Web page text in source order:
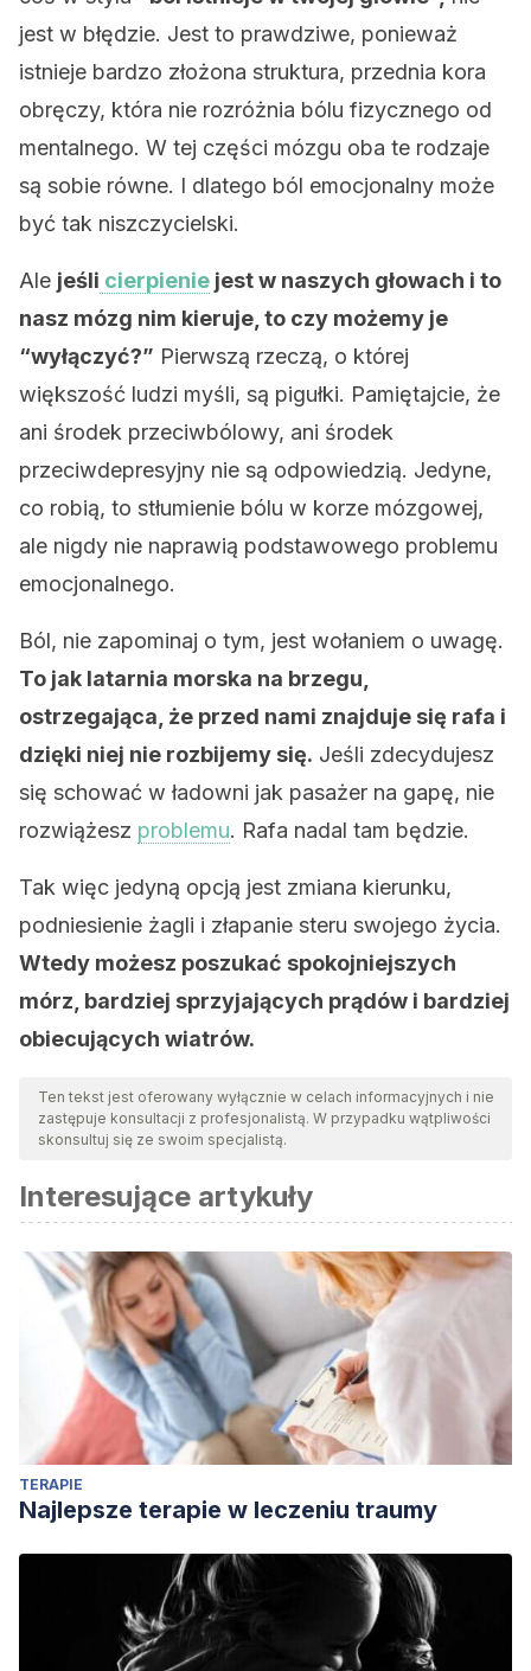
jest w błędzie. Jest to prawdziwe, ponieważ
istnieje bardzo złożona struktura, przednia kora
obręczy, która nie rozróżnia bólu fizycznego od
mentalnego. W tej części mózgu oba te rodzaje
są sobie równe. I dlatego ból emocjonalny może
być tak niszczycielski.
Ale jeśli cierpienie jest w naszych głowach i to
nasz mózg nim kieruje, to czy możemy je
“wyłączyć?” Pierwszą rzeczą, o której
większość ludzi myśli, są pigułki. Pamiętajcie, że
ani środek przeciwbólowy, ani środek
przeciwdepresyjny nie są odpowiedzią. Jedyne,
co robią, to stłumienie bólu w korze mózgowej,
ale nigdy nie naprawią podstawowego problemu
emocjonalnego.
Ból, nie zapominaj o tym, jest wołaniem o uwagę.
To jak latarnia morska na brzegu,
ostrzegająca, że ​​przed nami znajduje się rafa i
dzięki niej nie rozbijemy się. Jeśli zdecydujesz
się schować w ładowni jak pasażer na gapę, nie
rozwiążesz problemu. Rafa nadal tam będzie.
Tak więc jedyną opcją jest zmiana kierunku,
podniesienie żagli i złapanie steru swojego życia.
Wtedy możesz poszukać spokojniejszych
mórz, bardziej sprzyjających prądów i bardziej
obiecujących wiatrów.
Ten tekst jest oferowany wyłącznie w celach informacyjnych i nie
zastępuje konsultacji z profesjonalistą. W przypadku wątpliwości
skonsultuj się ze swoim specjalistą.
Interesujące artykuły
TERAPIE
Najlepsze terapie w leczeniu traumy